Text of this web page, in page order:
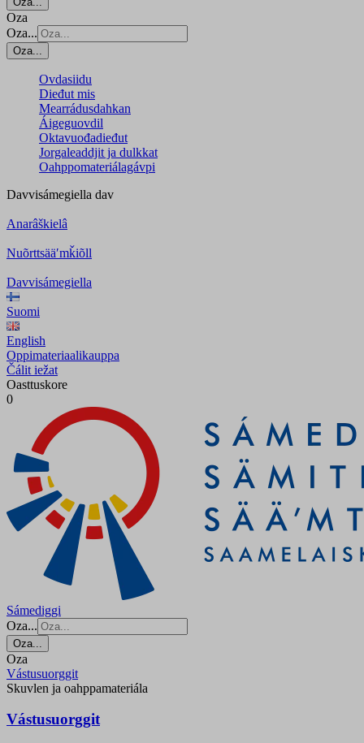
Oza
Oza...
Oza...
Ovdasiidu
Dieđut mis
Mearrádusdahkan
Áigeguovdil
Oktavuođadieđut
Jorgaleaddjit ja dulkkat
Oahppomateriálagávpi
Davvisámegiella dav
Anarâškielâ
Nuõrttsääʹmǩiõll
Davvisámegiella
Suomi
English
Oppimateriaalikauppa
Čálit iežat
Oasttuskore
0
Sámediggi
Oza...
Oza...
Oza
Vástusuorggit
Skuvlen ja oahppamateriála
Vástusuorggit